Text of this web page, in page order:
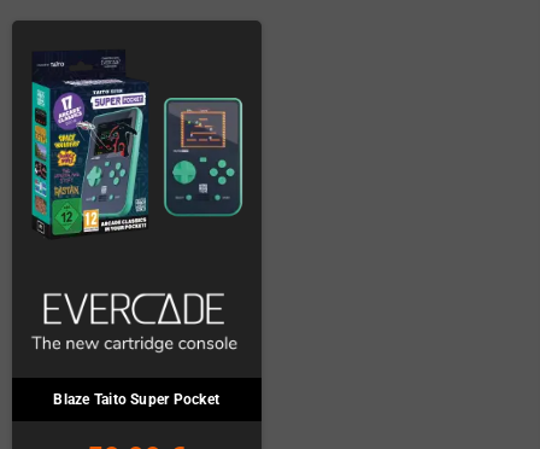
Blaze Taito Super Pocket